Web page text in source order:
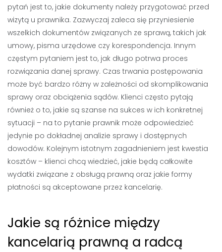
pytań jest to, jakie dokumenty należy przygotować przed
wizytą u prawnika. Zazwyczaj zaleca się przyniesienie
wszelkich dokumentów związanych ze sprawą, takich jak
umowy, pisma urzędowe czy korespondencja. Innym
częstym pytaniem jest to, jak długo potrwa proces
rozwiązania danej sprawy. Czas trwania postępowania
może być bardzo różny w zależności od skomplikowania
sprawy oraz obciążenia sądów. Klienci często pytają
również o to, jakie są szanse na sukces w ich konkretnej
sytuacji – na to pytanie prawnik może odpowiedzieć
jedynie po dokładnej analizie sprawy i dostępnych
dowodów. Kolejnym istotnym zagadnieniem jest kwestia
kosztów – klienci chcą wiedzieć, jakie będą całkowite
wydatki związane z obsługą prawną oraz jakie formy
płatności są akceptowane przez kancelarię.
Jakie są różnice między
kancelarią prawną a radcą